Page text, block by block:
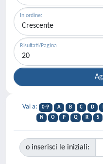
In ordine:
Risultati/Pagina
Vai a: 0-9 A B C D
N
O P Q R S
o inserisci le iniziali: